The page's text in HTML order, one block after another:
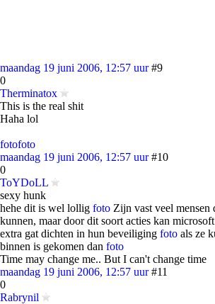
maandag 19 juni 2006, 12:57 uur #9
0
Therminatox
This is the real shit
Haha lol
fotofoto
maandag 19 juni 2006, 12:57 uur #10
0
ToYDoLL
sexy hunk
hehe dit is wel lollig foto Zijn vast veel mensen
kunnen, maar door dit soort acties kan
extra gat dichten in hun beveiliging foto als ze
binnen is gekomen dan foto
Time may change me.. But I can't change time
maandag 19 juni 2006, 12:57 uur #11
0
Rabrynil